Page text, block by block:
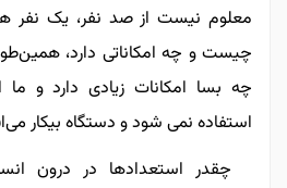
معلوم نیست از صد نفر، یک نفر
چیست و چه امکاناتی دارد،
چه بسا امکانات زیادی داردو ما
استفاده نمی شودو دستگاه بیکار
چقدر استعدادها در درون